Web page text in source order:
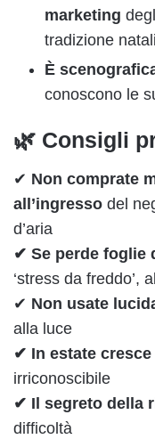
marketing
tradizione
È
conoscono le
🌿 Consigli
✔ Non comprate
all’ingresso del
d’aria
✔ Se perde foglie
‘stress da freddo’,
✔ Non usate
alla luce
✔ In estate
irriconoscibile
✔ Il segreto della
difficoltà